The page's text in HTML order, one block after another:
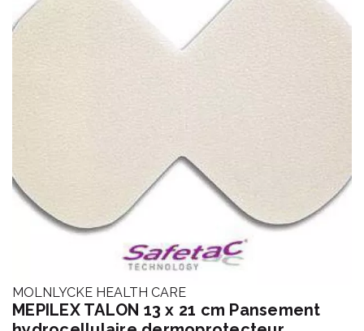
MOLNLYCKE HEALTH CARE
MEPILEX TALON 13 x 21 cm Pansement